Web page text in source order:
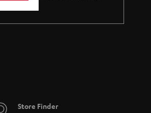
Store Finder